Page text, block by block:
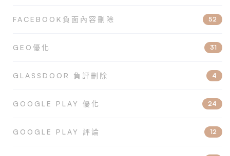
FACEBOOK負面內容刪除 52
GEO優化 31
GLASSDOOR 負評刪除 4
GOOGLE PLAY 優化 24
GOOGLE PLAY 評論 12